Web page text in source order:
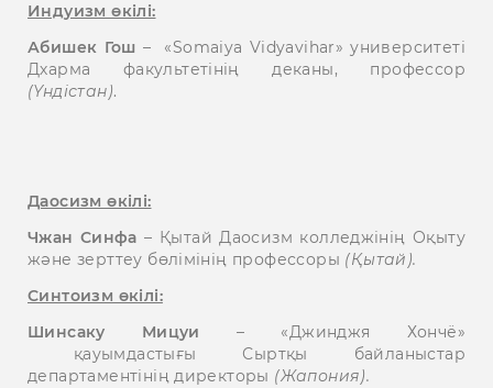
Индуизм өкілі:
Абишек Гош – «Somaiya Vidyavihar» университеті
Дхарма факультетінің деканы, профессор
(Үндістан).
Даосизм өкілі:
Чжан Синфа– Қытай Даосизм колледжінің Оқыту
және зерттеу бөлімінің профессоры (Қытай).
Синтоизм өкілі:
Шинсаку Мицуи – «Джинджя Хончё»
қауымдастығы Сыртқы байланыстар
департаментінің директоры (Жапония).